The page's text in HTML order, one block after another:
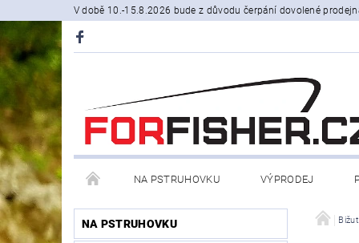
V době 10.-15.8.2026 bude z důvodu čerpání dovolené
NA PSTRUHOVKU VÝPRODEJ
STOJANY A SIGNALIZÁTORY ČLUNY, BELLY
NA PSTRUHOVKU